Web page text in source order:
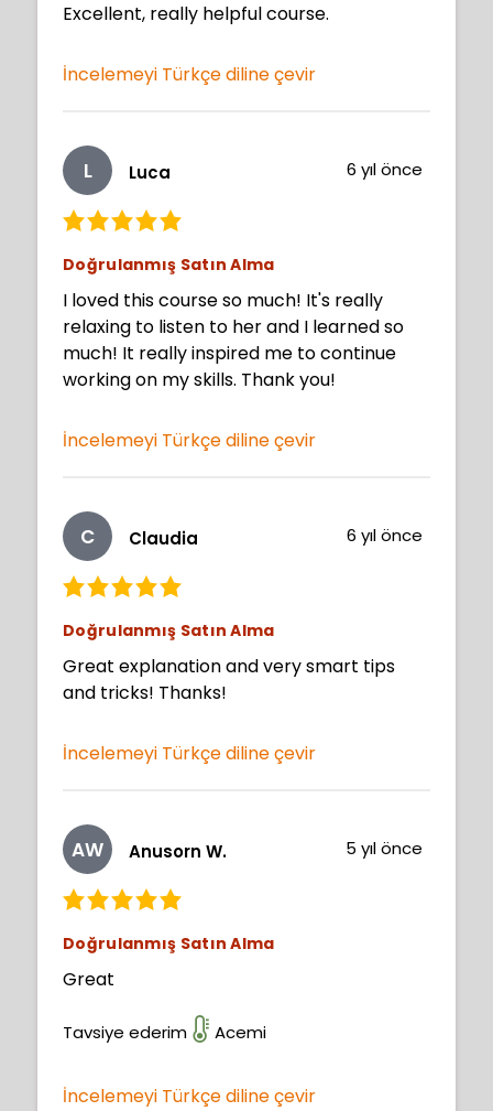
Excellent, really helpful course.
İncelemeyi Türkçe diline çevir
L Luca 6 yıl önce
Doğrulanmış Satın Alma
I loved this course so much! It's really
relaxing to listen to her and I learned so
much! It really inspired me to continue
working on my skills. Thank you!
İncelemeyi Türkçe diline çevir
C Claudia 6 yıl önce
Doğrulanmış Satın Alma
Great explanation and very smart tips
and tricks! Thanks!
İncelemeyi Türkçe diline çevir
AW Anusorn W. 5 yıl önce
Doğrulanmış Satın Alma
Great
Tavsiye ederim Acemi
İncelemeyi Türkçe diline çevir